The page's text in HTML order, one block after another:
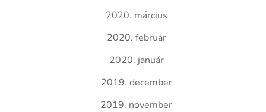
2020. március
2020. február
2020. január
2019. december
2019. november